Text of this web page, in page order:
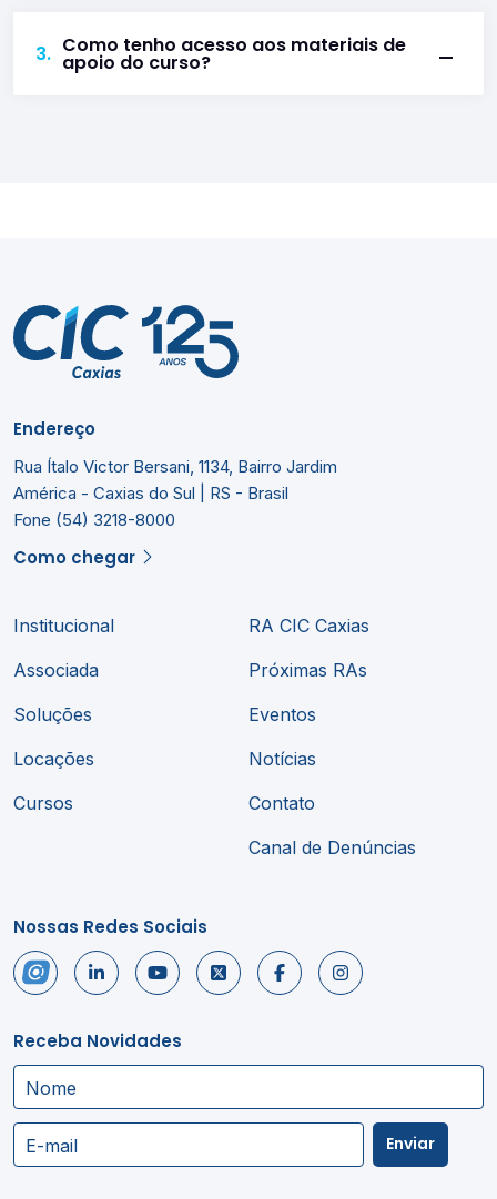
3. Como tenho acesso aos materiais de
apoio do curso?
Endereço
Rua Ítalo Victor Bersani, 1134, Bairro Jardim
América - Caxias do Sul | RS - Brasil
Fone (54) 3218-8000
Como chegar
Institucional
Associada
Soluções
Locações
Cursos
RA CIC Caxias
Próximas RAs
Eventos
Notícias
Contato
Canal de Denúncias
Nossas Redes Sociais
Receba Novidades
Nome
E-mail Enviar